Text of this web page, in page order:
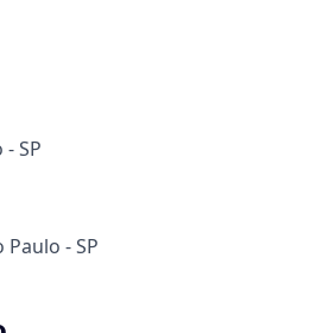
SP
Paulo - SP